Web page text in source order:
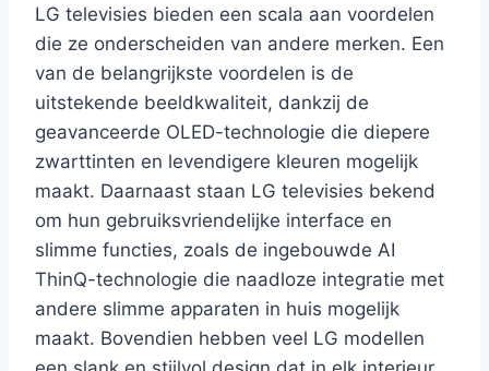
LG televisies bieden een scala aan voordelen
die ze onderscheiden van andere merken. Een
van de belangrijkste voordelen is de
uitstekende beeldkwaliteit, dankzij de
geavanceerde OLED-technologie die diepere
zwarttinten en levendigere kleuren mogelijk
maakt. Daarnaast staan LG televisies bekend
om hun gebruiksvriendelijke interface en
slimme functies, zoals de ingebouwde AI
ThinQ-technologie die naadloze integratie met
andere slimme apparaten in huis mogelijk
maakt. Bovendien hebben veel LG modellen